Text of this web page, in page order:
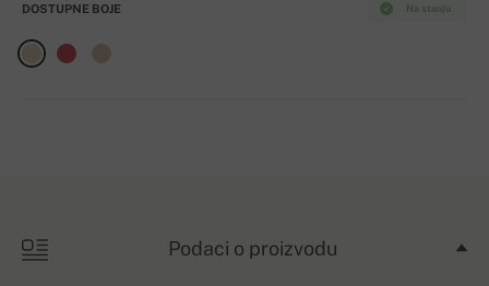
Na stanju
DOSTUPNE BOJE
Podaci o proizvodu